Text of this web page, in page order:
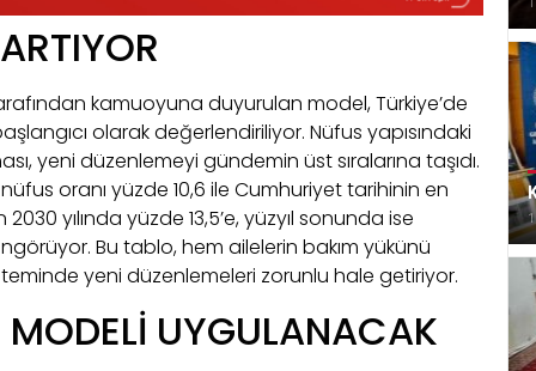
kamuoyuna duyurulan model, Türkiye’de
olarak değerlendiriliyor. Nüfus yapısındaki
yeni düzenlemeyi gündemin üst sıralarına taşıdı.
oranı yüzde 10,6 ile Cumhuriyet tarihinin en
yılında yüzde 13,5’e, yüzyıl sonunda ise
Bu tablo, hem ailelerin bakım yükünü
yeni düzenlemeleri zorunlu hale getiriyor.
MODELİ UYGULANACAK